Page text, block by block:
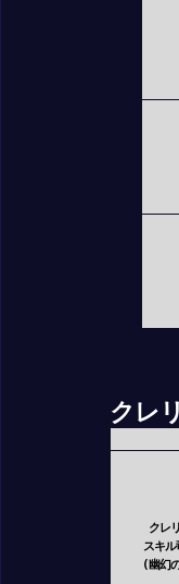
クレ
クレ
スキル
(幽幻